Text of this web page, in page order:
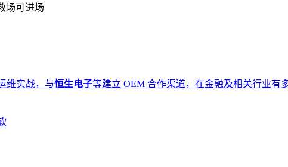
场可进场
维实战，与恒生电子等建立 OEM 合作渠道，在金融及相关行业有